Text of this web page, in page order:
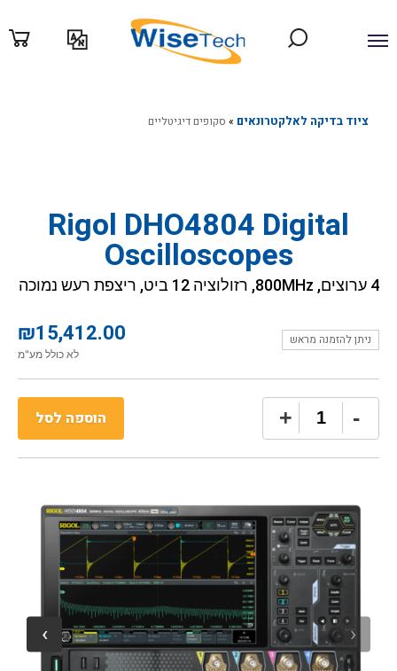
ציוד בדיקה לאלקטרונאים» סקופים דיגיטליים
Rigol DHO4804 Digital
Oscilloscopes
₪15,412.00
לא כולל מע"מ
ניתן להזמנה מראש
של
Rigol
Oscilloscopes
+ הוספה לסל